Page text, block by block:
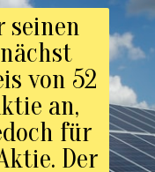
seinen
von 52
an,
für
Der